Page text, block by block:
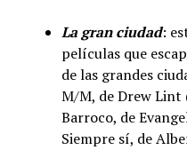
La gran ciudad:
películas que
de las grandes
M/M, de Drew Lint
Barroco, de
Siempre sí, de